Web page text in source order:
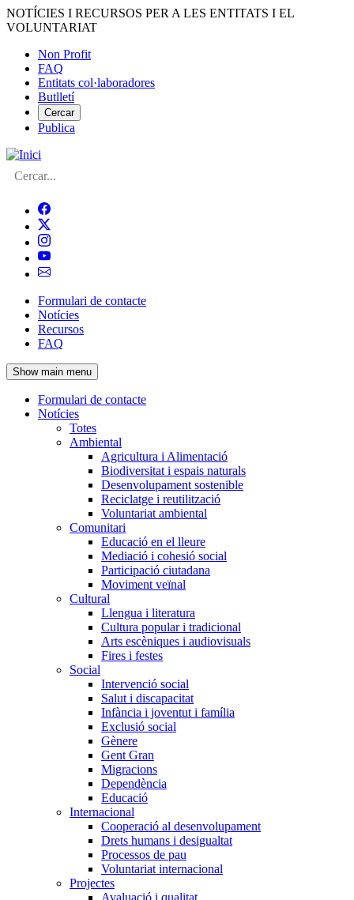
Vés
al
NOTÍCIES I RECURSOS PER A LES ENTITATS I EL
VOLUNTARIAT
Menú
del
compte
d'usuari
Non Profit
FAQ
Entitats col·laboradores
Butlletí
Cercar
Publica
Cerca
Navegació
principal
de
l'encapçalament
Formulari de contacte
Notícies
Recursos
FAQ
Show main menu
Navegació
principal
Formulari de contacte
Notícies
Totes
Ambiental
Agricultura i Alimentació
Biodiversitat i espais naturals
Desenvolupament sostenible
Reciclatge i reutilització
Voluntariat ambiental
Comunitari
Educació en el lleure
Mediació i cohesió social
Participació ciutadana
Moviment veïnal
Cultural
Llengua i literatura
Cultura popular i tradicional
Arts escèniques i audiovisuals
Fires i festes
Social
Intervenció social
Salut i discapacitat
Infància i joventut i família
Exclusió social
Gènere
Gent Gran
Migracions
Dependència
Educació
Internacional
Cooperació al desenvolupament
Drets humans i desigualtat
Processos de pau
Voluntariat internacional
Projectes